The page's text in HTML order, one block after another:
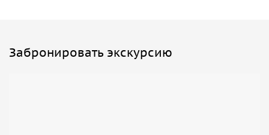
Забронировать экскурсию